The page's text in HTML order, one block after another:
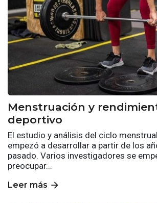
Menstruación y
deportivo
El estudio y análisis del ciclo
empezó a desarrollar a partir de los
pasado. Varios investigadores se
preocupar...
Leer más arrow_forward